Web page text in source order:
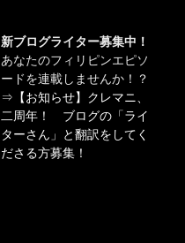
新ブログライター募集中！
あなたのフィリピンエピソ
ードを連載しませんか！？
⇒ 【お知らせ】クレマニ、
二周年！ ブログの「ライ
ターさん」と翻訳をしてく
ださる方募集！